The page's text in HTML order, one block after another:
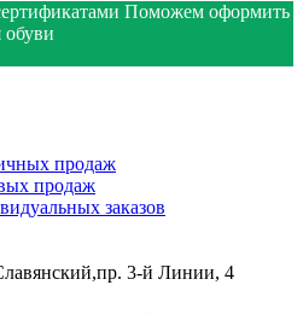
Поможем оформить
продаж
продаж
заказов
3-й Линии, 4